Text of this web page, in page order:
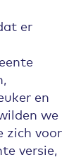
er
en
we
zich voor
versie,